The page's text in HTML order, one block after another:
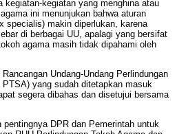
kegiatan-kegiatan yang menghina atau
ini menunjukan bahwa aturan
specialis) makin diperlukan, karena
di berbagai UU, apalagi yang bersifat
agama masih tidak dipahami oleh
Undang-Undang Perlindungan
yang sudah ditetapkan masuk
segera dibahas dan disetujui bersama
DPR dan Pemerintah untuk